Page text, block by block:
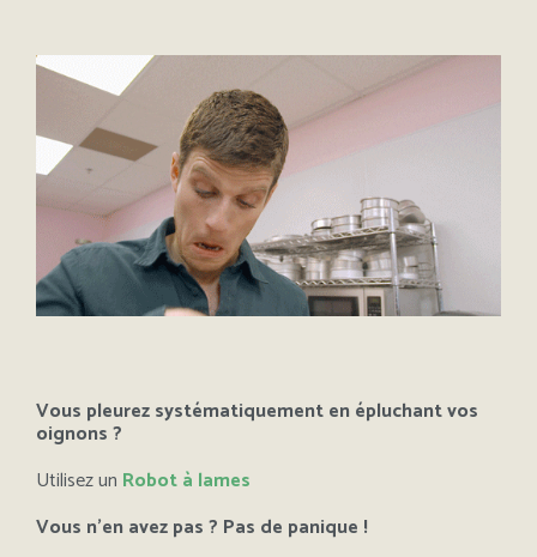
Vous pleurez systématiquement en épluchant vos
oignons ?
Utilisez un Robot à lames
Vous n’en avez pas ? Pas de panique !